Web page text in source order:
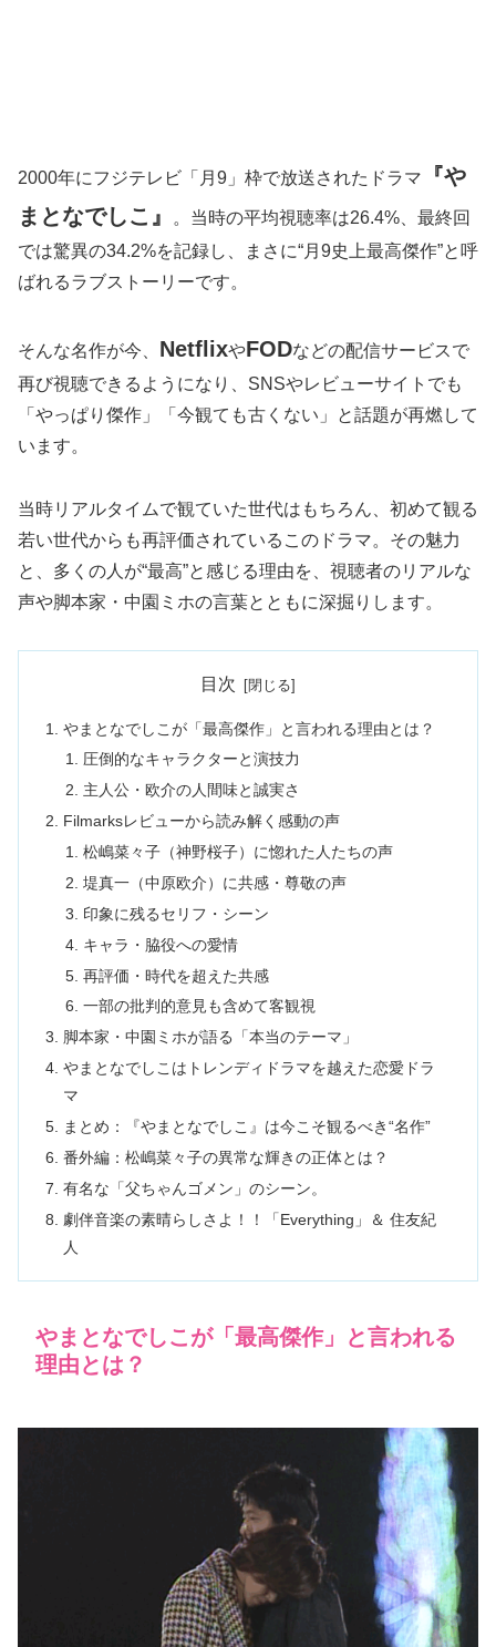
2000年にフジテレビ「月9」枠で放送されたドラマ
『や
まとなでしこ』
。当時の平均視聴率は26.4%、最終回
では驚異の34.2%を記録し、まさに“月9史上最高傑作”と呼
ばれるラブストーリーです。
そんな名作が今、 NetflixやFODなどの配信サービスで
再び視聴できるようになり、SNSやレビューサイトでも
「やっぱり傑作」「今観ても古くない」と話題が再燃して
います。
当時リアルタイムで観ていた世代はもちろん、初めて観る
若い世代からも再評価されているこのドラマ。その魅力
と、多くの人が“最高”と感じる理由を、視聴者のリアルな
声や脚本家・中園ミホの言葉とともに深掘りします。
目次
やまとなでしこが「最高傑作」と言われる理由とは？
圧倒的なキャラクターと演技力
主人公・欧介の人間味と誠実さ
Filmarksレビューから読み解く感動の声
松嶋菜々子（神野桜子）に惚れた人たちの声
堤真一（中原欧介）に共感・尊敬の声
印象に残るセリフ・シーン
キャラ・脇役への愛情
再評価・時代を超えた共感
一部の批判的意見も含めて客観視
脚本家・中園ミホが語る「本当のテーマ」
やまとなでしこはトレンディドラマを越えた恋愛ドラ
マ
まとめ：『やまとなでしこ』は今こそ観るべき“名作”
番外編：松嶋菜々子の異常な輝きの正体とは？
有名な「父ちゃんゴメン」のシーン。
劇伴音楽の素晴らしさよ！！「Everything」＆ 住友紀
人
やまとなでしこが「最高傑作」と言われる
理由とは？